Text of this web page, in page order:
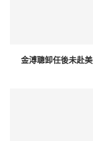
金溥聰卸任後未赴